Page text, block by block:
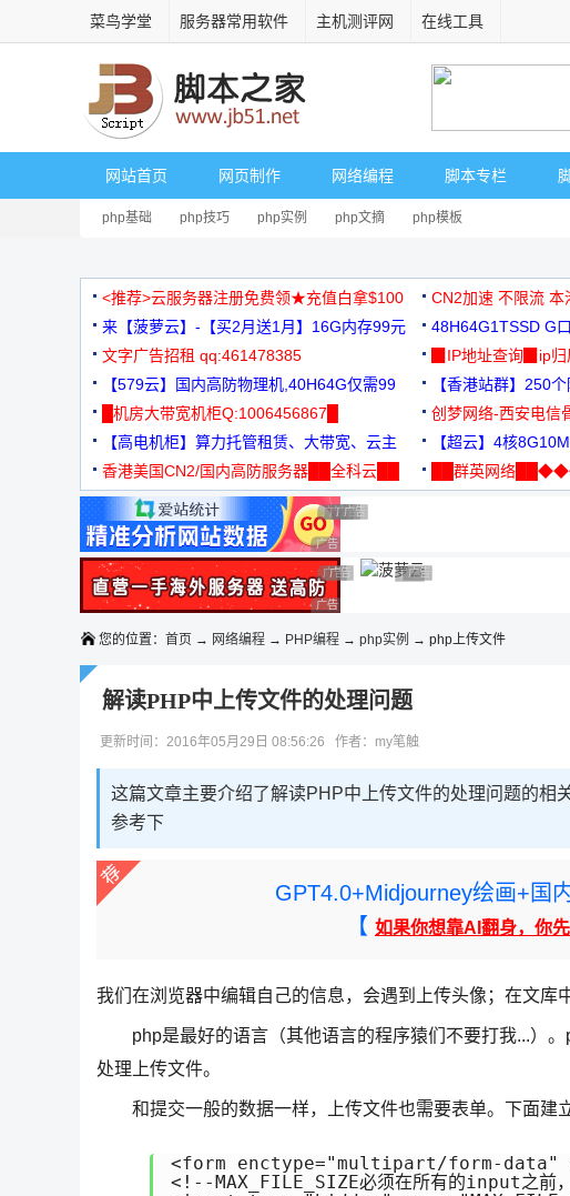
菜鸟学堂 服务器常用软件 主机测评网 在线工具
网站首页 网页制作 网络编程 脚本专栏
php基础 php技巧 php实例 php文摘 php模板
<推荐>云服务器注册免费领★充值白拿$100 CN2加速 不限流 本
来【菠萝云】-【买2月送1月】16G内存99元
48H64G1TSSD G
3000+可免费测试
文字广告招租 qq:461478385
▉IP地址查询▉ip
【579云】国内高防物理机,40H64G仅需99
元
【香港站群】250
█机房大带宽机柜Q:1006456867█
创梦网络-西安电信
88元/月
【高电机柜】算力托管租赁、大带宽、云主
机
【超云】4核
香港美国CN2/国内高防服务器██全科云██
██群英网络
广告 商业广告，理性选择
广告 商业广告，理性选择
广告 商业广告，理性选择
广告 商业广告，理性选择
广告 商业广告，理性选择
广告 商业广告，理性选择
广告 商业广告，理性选择
广告 商业广告，理性选择广告 商业广告，理性选择
广告 商业广告，理性选择
您的位置： 首页 → 网络编程 → PHP编程 → php实例 → php上传文件
解读PHP中上传文件的处理问题
更新时间：2016年05月29日 08:56:26 作者：my笔触
这篇文章主要介绍了解读PHP中上传文件的处理问题的相
参考下
GPT4.0+Midjourney绘画+国
【 如果你想靠AI翻身，你
我们在浏览器中编辑自己的信息，会遇到上传头像；在文库
php是最好的语言（其他语言的程序猿们不要打我...）。
处理上传文件。
和提交一般的数据一样，上传文件也需要表单。下面建立
<form enctype="multipart/form-data"
<!--MAX_FILE_SIZE必须在所有的input之前